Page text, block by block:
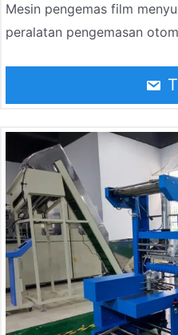
Mesin pengemas film
peralatan pengemasan
kemasan, minuman, dan
menggunakan heat shrink
secara keseluruhan, dan
menyusut, ia membentuk
anti selip, dan tahan
kemasan penjualan
air murni, minuman